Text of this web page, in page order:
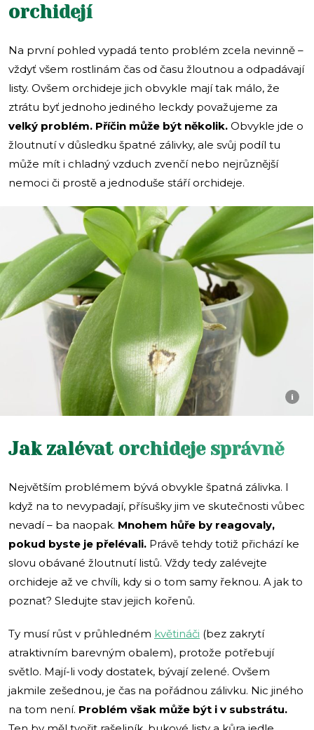
orchidejí
Na první pohled vypadá tento problém zcela nevinně –
vždyť všem rostlinám čas od času žloutnou a odpadávají
listy. Ovšem orchideje jich obvykle mají tak málo, že
ztrátu byť jednoho jediného leckdy považujeme za
velký problém. Příčin může být několik. Obvykle jde o
žloutnutí v důsledku špatné zálivky, ale svůj podíl tu
může mít i chladný vzduch zvenčí nebo nejrůznější
nemoci či prostě a jednoduše stáří orchideje.
i
Jak zalévat orchideje správně
Největším problémem bývá obvykle špatná zálivka. I
když na to nevypadají, přísušky jim ve skutečnosti vůbec
nevadí – ba naopak. Mnohem hůře by reagovaly,
pokud byste je přelévali. Právě tehdy totiž přichází ke
slovu obávané žloutnutí listů. Vždy tedy zalévejte
orchideje až ve chvíli, kdy si o tom samy řeknou. A jak to
poznat? Sledujte stav jejich kořenů.
Ty musí růst v průhledném květináči (bez zakrytí
atraktivním barevným obalem), protože potřebují
světlo. Mají-li vody dostatek, bývají zelené. Ovšem
jakmile zešednou, je čas na pořádnou zálivku. Nic jiného
na tom není. Problém však může být i v substrátu.